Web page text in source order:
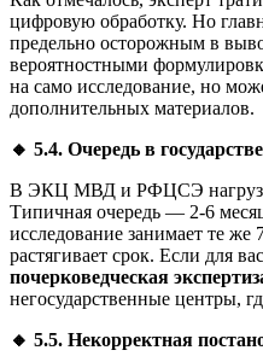
цифровую обработку. Но
предельно осторожным в
вероятностными
на само исследование, но
дополнительных материалов.
🔸 5.4. Очередь в
В ЭКЦ МВД и РФЦСЭ
Типичная очередь — 2-6
исследование занимает те
растягивает срок. Если для
почерковедческая
негосударственные центры,
🔸 5.5. Некорректная